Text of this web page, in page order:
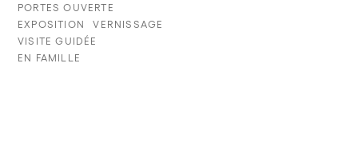
PORTES OUVERTE
EXPOSITION
VERNISSAGE
VISITE GUIDÉE
EN FAMILLE